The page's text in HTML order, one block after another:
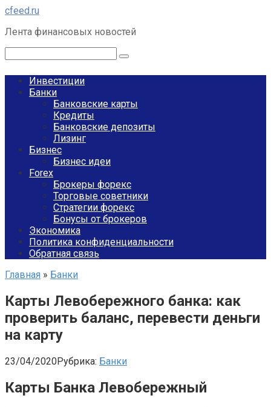
Перейти
контенту
cfeed.ru
Лента финансовых новостей
Инвестиции
Банки
Банковские карты
Кредиты
Банковские депозиты
Лизинг
Бизнес
Бизнес идеи
Forex
Брокеры форекс
Торговые советники
Стратегии форекс
Бонусы от брокеров
Экономика
Политика конфиденциальности
Обратная связь
Главная » Банки
Карты Левобережного банка: как
проверить баланс, перевести деньги
на карту
23/04/2020Рубрика: Банки
Карты Банка Левобережный